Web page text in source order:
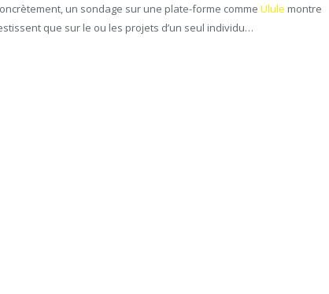
un sondage sur une plate-forme comme Ulule montre
que sur le ou les projets d’un seul individu…